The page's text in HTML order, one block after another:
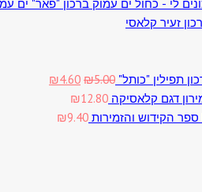
ברכון "פאר" ים
זעיר קלאסי
תפילין "כותל"
₪5.00
Original
price
was:
₪4.60
דגם קלאסיקה ₪12.80
ספר הקידוש והזמירות
₪9.40